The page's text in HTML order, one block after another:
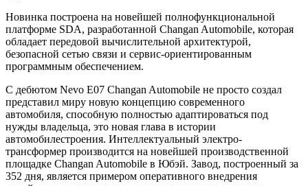
Новинка построена на новейшей полнофункциональной
платформе SDA, разработанной Changan Automobile, которая
обладает передовой вычислительной архитектурой,
безопасной сетью связи и сервис-ориентированным
программным обеспечением.
С дебютом Nevo E07 Changan Automobile не просто создал
представил миру новую концепцию современного
автомобиля, способную полностью адаптироваться под
нужды владельца, это новая глава в истории
автомобилестроения. Интеллектуальный электро-
трансформер производится на новейшей производственной
площадке Changan Automobile в Юбэй. Завод, построенный за
352 дня, является примером оперативного внедрения